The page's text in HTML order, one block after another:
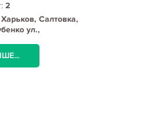
2
Харьков, Салтовка,
ул.,